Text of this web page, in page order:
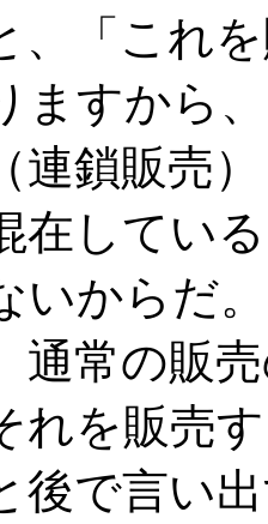
、「これ
ますから
連鎖販売
在してい
いからだ。
通常の販
れを販売
後で言い